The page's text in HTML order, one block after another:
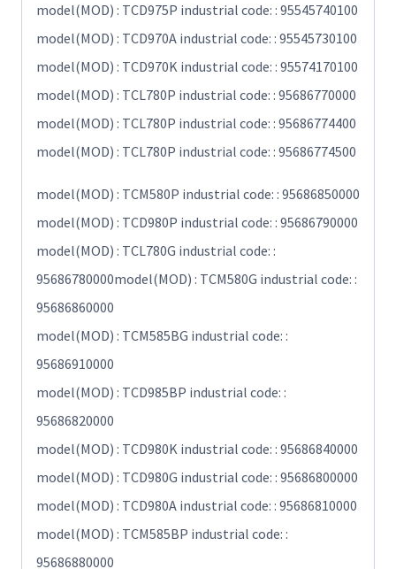
model(MOD) : TCD975P industrial code: : 95545740100
model(MOD) : TCD970A industrial code: : 95545730100
model(MOD) : TCD970K industrial code: : 95574170100
model(MOD) : TCL780P industrial code: : 95686770000
model(MOD) : TCL780P industrial code: : 95686774400
model(MOD) : TCL780P industrial code: : 95686774500
model(MOD) : TCM580P industrial code: : 95686850000
model(MOD) : TCD980P industrial code: : 95686790000
model(MOD) : TCL780G industrial code: :
95686780000model(MOD) : TCM580G industrial code: :
95686860000
model(MOD) : TCM585BG industrial code: :
95686910000
model(MOD) : TCD985BP industrial code: :
95686820000
model(MOD) : TCD980K industrial code: : 95686840000
model(MOD) : TCD980G industrial code: : 95686800000
model(MOD) : TCD980A industrial code: : 95686810000
model(MOD) : TCM585BP industrial code: :
95686880000